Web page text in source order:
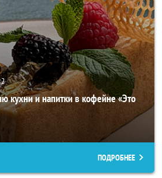
2
кухни и напитки в кофейне «Это
ПОДРОБНЕЕ